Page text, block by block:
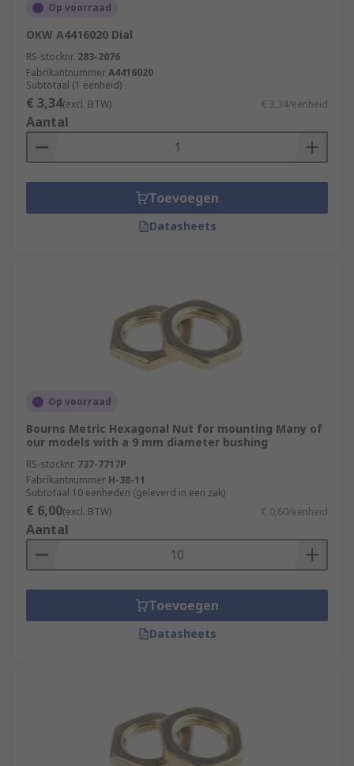
Op voorraad
OKW A4416020 Dial
RS-stocknr. 283-2076
FabrikantnummerA4416020
Subtotaal (1 eenheid)
€ 3,34(excl. BTW) € 3,34/eenheid
Aantal
Toevoegen
Datasheets
Op voorraad
Bourns Metric Hexagonal Nut for mounting Many of
our models with a 9 mm diameter bushing
RS-stocknr. 737-7717P
Fabrikantnummer H-38-11
Subtotaal 10 eenheden (geleverd in een zak)
€ 6,00(excl. BTW) € 0,60/eenheid
Aantal
Toevoegen
Datasheets